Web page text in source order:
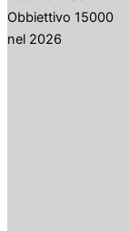
Obbiettivo 15000
nel 2026